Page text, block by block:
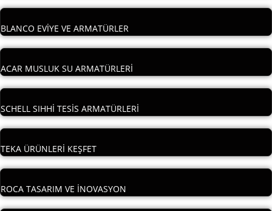
BLANCO EVİYE VE ARMATÜRLER
ACAR MUSLUK SU ARMATÜRLERİ
SCHELL SIHHİ TESİS ARMATÜRLERİ
TEKA ÜRÜNLERİ KEŞFET
ROCA TASARIM VE İNOVASYON